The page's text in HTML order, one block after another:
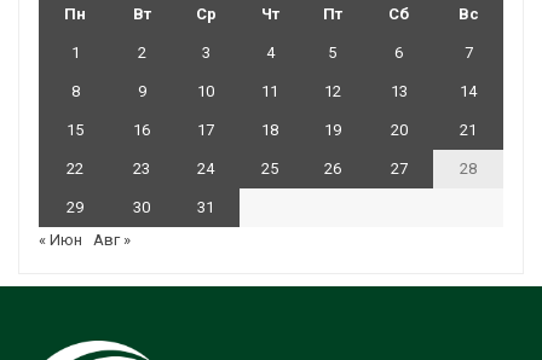
Пн Вт Ср Чт Пт Сб Вс
1 2 3 4 5 6 7
8 9 10 11 12 13 14
15 16 17 18 19 20 21
22 23 24 25 26 27 28
29 30
31
« Июн
Авг »